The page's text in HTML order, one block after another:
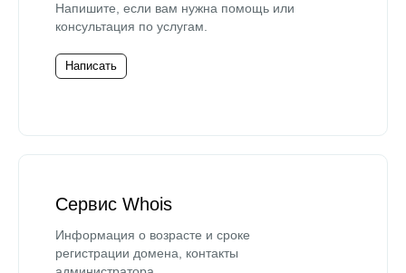
Напишите, если вам нужна помощь или
консультация по услугам.
Написать
Сервис Whois
Информация о возрасте и сроке
регистрации домена, контакты